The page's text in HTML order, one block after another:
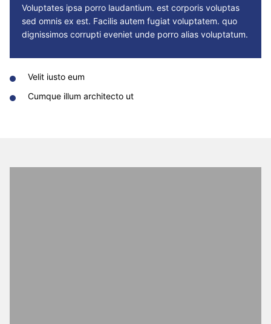
Voluptates ipsa porro laudantium. est corporis voluptas
sed omnis ex est. Facilis autem fugiat voluptatem. quo
dignissimos corrupti eveniet unde porro alias voluptatum.
Velit iusto eum
Cumque illum architecto ut